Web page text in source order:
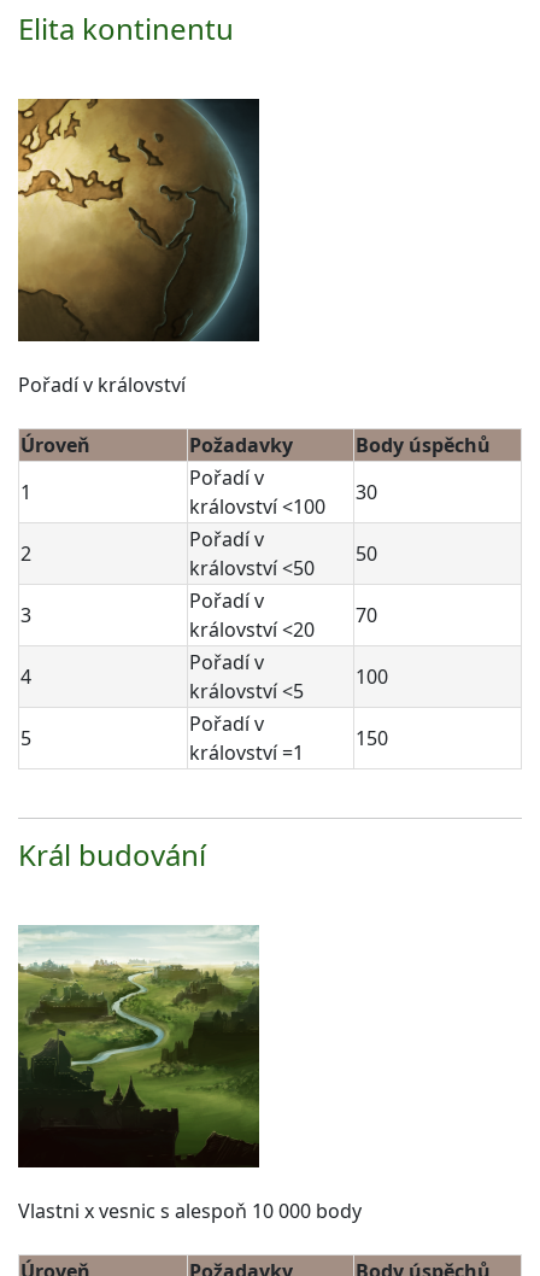
Elita kontinentu
Pořadí v království
Úroveň Požadavky
Body úspěchů
1
Pořadí v
království <100
30
2
Pořadí v
království <50
50
3
Pořadí v
království <20
70
4
Pořadí v
království <5
100
5
Pořadí v
království =1
150
Král budování
Vlastni x vesnic s alespoň 10 000 body